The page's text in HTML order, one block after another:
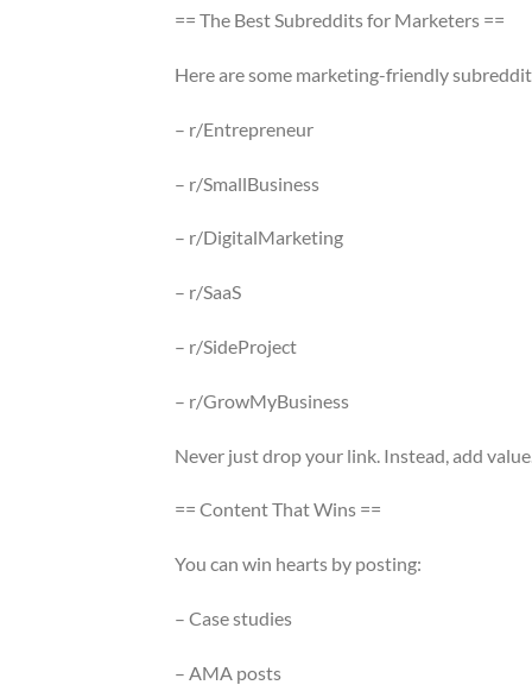
== The Best Subreddits for Marketers ==
Here are some marketing-friendly
– r/Entrepreneur
– r/SmallBusiness
– r/DigitalMarketing
– r/SaaS
– r/SideProject
– r/GrowMyBusiness
Never just drop your link. Instead, add
== Content That Wins ==
You can win hearts by posting:
– Case studies
– AMA posts